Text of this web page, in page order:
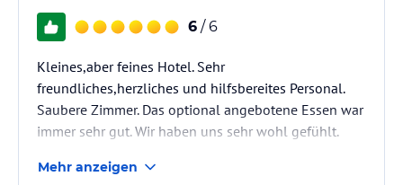
6 / 6
Kleines,aber feines Hotel. Sehr
freundliches,herzliches und hilfsbereites Personal.
Saubere Zimmer. Das optional angebotene Essen war
immer sehr gut. Wir haben uns sehr wohl gefühlt.
Mehr anzeigen